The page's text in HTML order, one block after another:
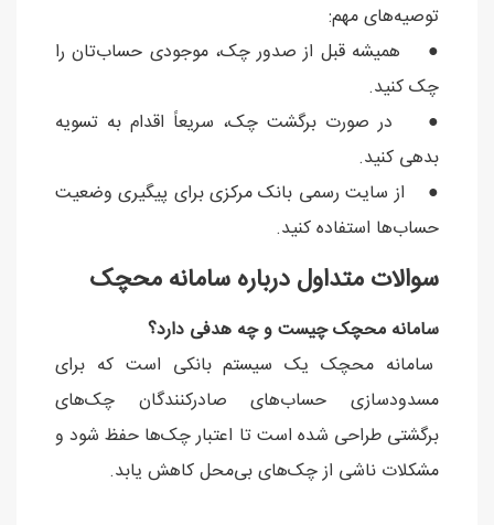
توصیه‌های مهم:
● همیشه قبل از صدور چک، موجودی حساب‌تان را
چک کنید.
● در صورت برگشت چک، سریعاً اقدام به تسویه
بدهی کنید.
● از سایت رسمی بانک مرکزی برای پیگیری وضعیت
حساب‌ها استفاده کنید.
سوالات متداول درباره سامانه محچک
سامانه محچک چیست و چه هدفی دارد؟
سامانه محچک یک سیستم بانکی است که برای
مسدودسازی حساب‌های صادرکنندگان چک‌های
برگشتی طراحی شده است تا اعتبار چک‌ها حفظ شود و
مشکلات ناشی از چک‌های بی‌محل کاهش یابد.